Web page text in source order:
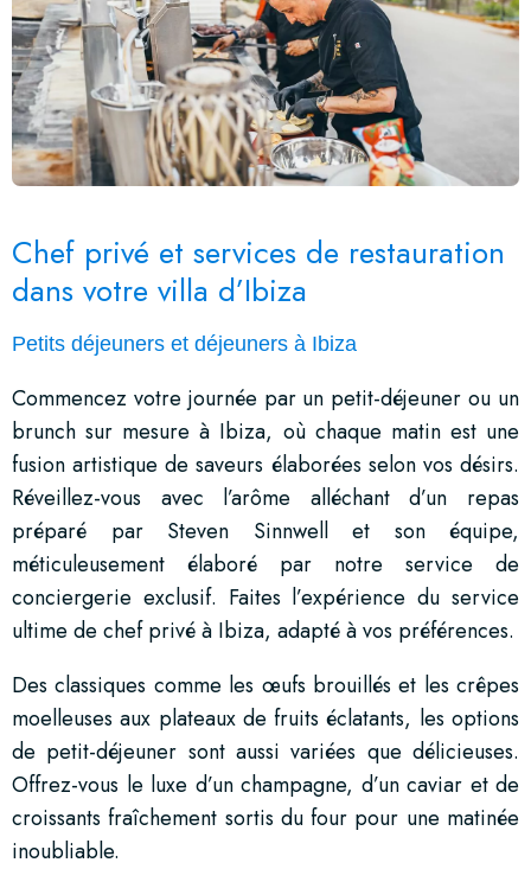
Chef privé et services de restauration
dans votre villa d’Ibiza
Petits déjeuners et déjeuners à Ibiza
Commencez votre journée par un petit-déjeuner ou un
brunch sur mesure à Ibiza, où chaque matin est une
fusion artistique de saveurs élaborées selon vos désirs.
Réveillez-vous avec l’arôme alléchant d’un repas
préparé par Steven Sinnwell et son équipe,
méticuleusement élaboré par notre service de
conciergerie exclusif. Faites l’expérience du service
ultime de chef privé à Ibiza, adapté à vos préférences.
Des classiques comme les œufs brouillés et les crêpes
moelleuses aux plateaux de fruits éclatants, les options
de petit-déjeuner sont aussi variées que délicieuses.
Offrez-vous le luxe d’un champagne, d’un caviar et de
croissants fraîchement sortis du four pour une matinée
inoubliable.